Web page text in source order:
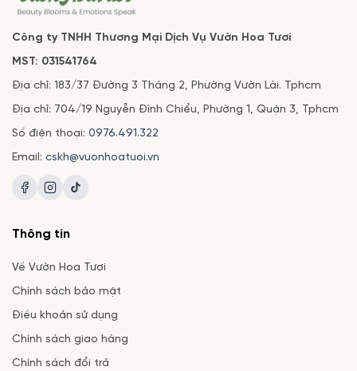
Công ty TNHH Thương Mại Dịch Vụ Vườn Hoa Tươi
MST: 031541764
Địa chỉ: 183/37 Đường 3 Tháng 2, Phường Vườn Lài. Tphcm
Địa chỉ: 704/19 Nguyễn Đình Chiểu, Phường 1, Quận 3, Tphcm
Số điện thoại: 0976.491.322
Email: cskh@vuonhoatuoi.vn
Thông tin
Về Vườn Hoa Tươi
Chính sách bảo mật
Điều khoản sử dụng
Chính sách giao hàng
Chính sách đổi trả